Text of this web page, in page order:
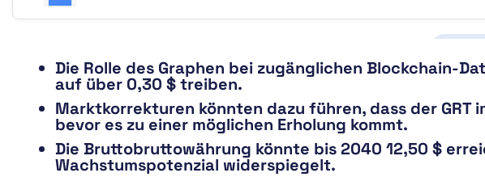
Die Rolle des Graphen bei zugänglichen Blockchain-
auf über 0,30 $ treiben.
Marktkorrekturen könnten dazu führen, dass der GRT
bevor es zu einer möglichen Erholung kommt.
Die Bruttobruttowährung könnte bis 2040 12,50 $
Wachstumspotenzial widerspiegelt.